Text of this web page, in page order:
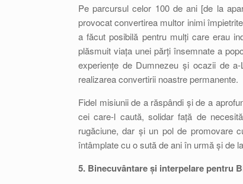
Pe parcursul celor 100 de ani [de la
provocat convertirea multor inimi
a făcut posibilă pentru mulți care erau
plăsmuit viața unei părți însemnate a
experiențe de Dumnezeu și ocazii de
realizarea convertirii noastre permanente.
Fidel misiunii de a răspândi și de a
cei care-l caută, solidar față de
rugăciune, dar și un pol de promovare
întâmplate cu o sută de ani în urmă și de
5. Binecuvântare și interpelare pentru